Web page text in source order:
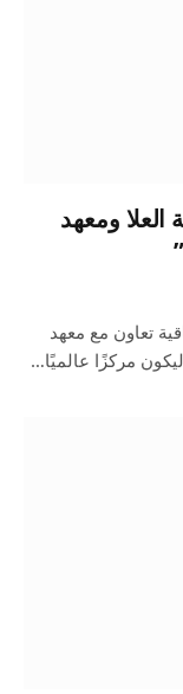
العلا ومعهد
تعاون مع معهد
مركزًا عالميًا…